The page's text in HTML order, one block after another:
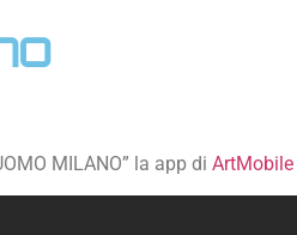
MILANO” la app di ArtMobile